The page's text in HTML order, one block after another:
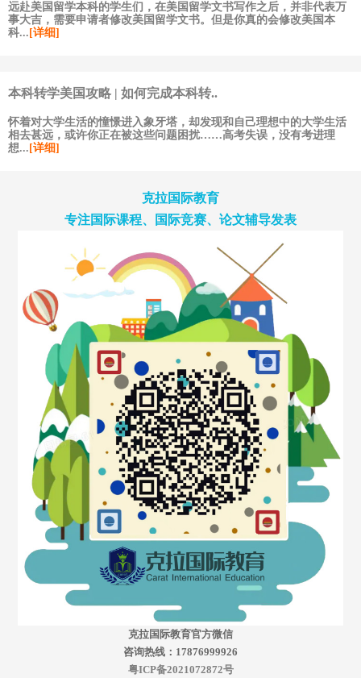
远赴美国留学本科的学生们，在美国留学文书写作之后，并非代表万
事大吉，需要申请者修改美国留学文书。但是你真的会修改美国本
科... [详细]
本科转学美国攻略 | 如何完成本科转..
怀着对大学生活的憧憬进入象牙塔，却发现和自己理想中的大学生活
相去甚远，或许你正在被这些问题困扰……高考失误，没有考进理
想... [详细]
克拉国际教育
专注国际课程、国际竞赛、论文辅导发表
克拉国际教育官方微信
咨询热线：17876999926
粤ICP备2021072872号